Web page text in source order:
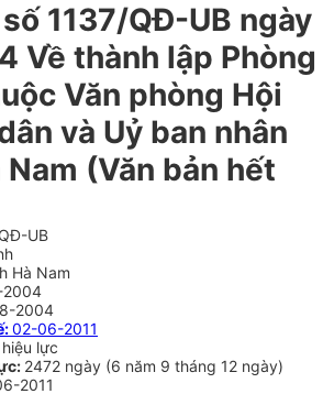
1137/QĐ-UB ngày
Về thành lập Phòng
Văn phòng Hội
và Uỷ ban nhân
(Văn bản hết
UB
Hà Nam
2004
02-06-2011
lực
2472 ngày (6 năm 9 tháng 12 ngày)
2011